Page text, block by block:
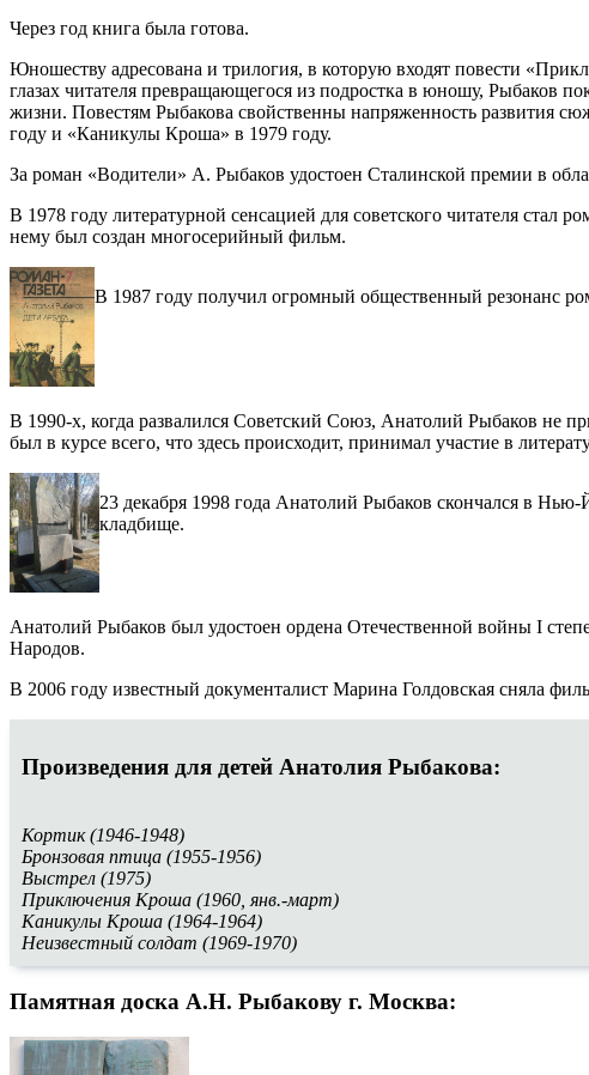
Через год книга была готова.
Юношеству адресована и трилогия, в которую входят повести
глазах читателя превращающегося из подростка в юношу, Рыбаков
жизни. Повестям Рыбакова свойственны напряженность развития
году и «Каникулы Кроша» в 1979 году.
За роман «Водители» А. Рыбаков удостоен Сталинской премии в
В 1978 году литературной сенсацией для советского читателя
нему был создан многосерийный фильм.
В 1987 году получил огромный общественный резонанс
В 1990-х, когда развалился Советский Союз, Анатолий Рыбаков не
был в курсе всего, что здесь происходит, принимал участие в
23 декабря 1998 года Анатолий Рыбаков скончался в
кладбище.
Анатолий Рыбаков был удостоен ордена Отечественной войны I
Народов.
В 2006 году известный документалист Марина Голдовская сняла
Произведения для детей Анатолия Рыбакова:
Кортик (1946-1948)
Бронзовая птица (1955-1956)
Выстрел (1975)
Приключения Кроша (1960, янв.-март)
Каникулы Кроша (1964-1964)
Неизвестный солдат (1969-1970)
Памятная доска А.Н. Рыбакову г. Москва: